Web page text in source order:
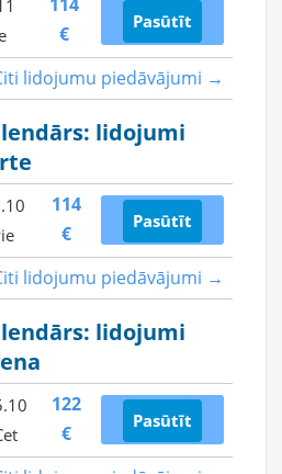
lidojumu piedāvājumi →
€
Pasūtīt
lidojumi
lidojumu piedāvājumi →
114
€
Pasūtīt
lidojumi
122
€
Pasūtīt